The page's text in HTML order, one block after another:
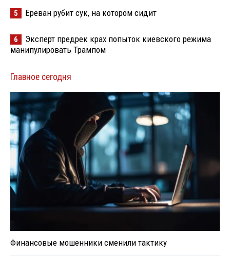
5 Ереван рубит сук, на котором сидит
6
Эксперт предрек крах попыток киевского режима
манипулировать Трампом
Главное сегодня
Финансовые мошенники сменили тактику